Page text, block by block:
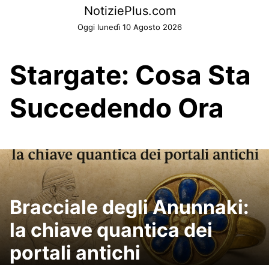
NotiziePlus.com
Oggi lunedì 10 Agosto 2026
Stargate: Cosa Sta
Succedendo Ora
Bracciale degli Anunnaki:
la chiave quantica dei
portali antichi